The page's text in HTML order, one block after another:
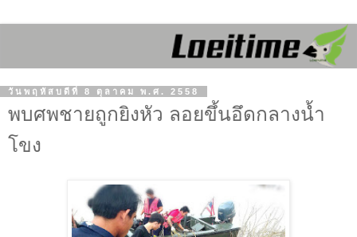
วันพฤหัสบดีที่ 8 ตุลาคม พ.ศ. 2558
พบศพชายถูกยิงหัว ลอยขึ้นอึดกลางน้ำ
โขง